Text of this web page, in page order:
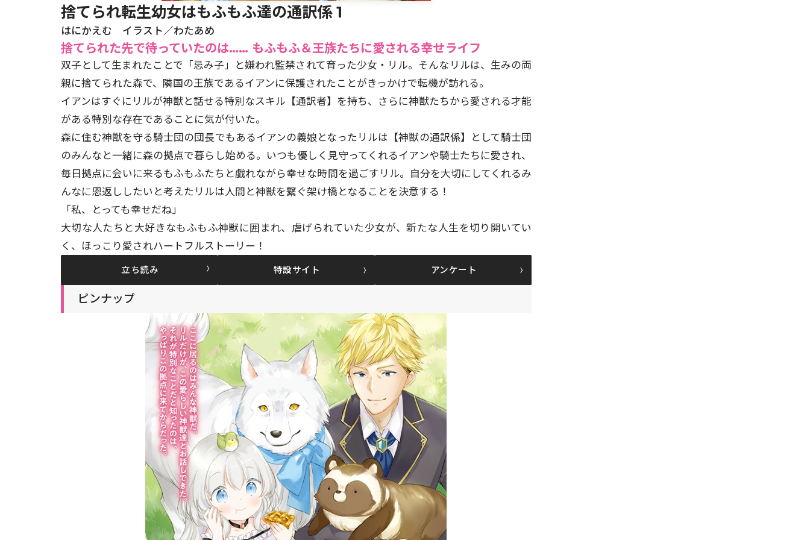
捨てられ転生幼女はもふもふ達の通訳係 1
はにかえむ イラスト／わたあめ
捨てられた先で待っていたのは…… もふもふ＆王族たちに愛される幸せライフ
双子として生まれたことで「忌み子」と嫌われ監禁されて育った少女・リル。そんなリルは、生みの両
親に捨てられた森で、隣国の王族であるイアンに保護されたことがきっかけで転機が訪れる。
イアンはすぐにリルが神獣と話せる特別なスキル【通訳者】を持ち、さらに神獣たちから愛される才能
がある特別な存在であることに気が付いた。
森に住む神獣を守る騎士団の団長でもあるイアンの義娘となったリルは【神獣の通訳係】として騎士団
のみんなと一緒に森の拠点で暮らし始める。いつも優しく見守ってくれるイアンや騎士たちに愛され、
毎日拠点に会いに来るもふもふたちと戯れながら幸せな時間を過ごすリル。自分を大切にしてくれるみ
んなに恩返ししたいと考えたリルは人間と神獣を繋ぐ架け橋となることを決意する！
「私、とっても幸せだね」
大切な人たちと大好きなもふもふ神獣に囲まれ、虐げられていた少女が、新たな人生を切り開いてい
く、ほっこり愛されハートフルストーリー！
立ち読み 特設サイト アンケート
ピンナップ